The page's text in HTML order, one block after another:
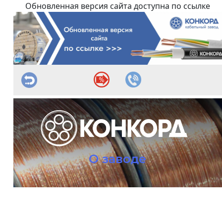
Обновленная версия сайта доступна по ссылке
О заводе